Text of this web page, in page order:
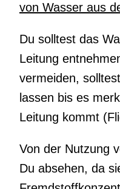
von Wasser aus
Du solltest das
Leitung
vermeiden,
lassen bis es
Leitung kommt
Von der Nutzung
Du absehen, da